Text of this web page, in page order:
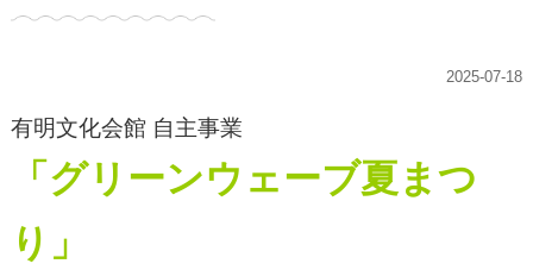
2025-07-18
有明文化会館 自主事業
「グリーンウェーブ夏まつ
り」